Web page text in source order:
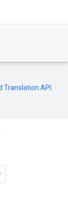
Translation API